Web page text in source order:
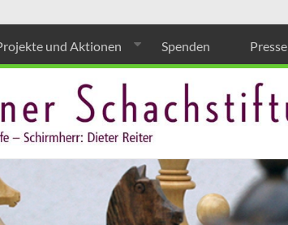
und Aktionen Spenden Presse